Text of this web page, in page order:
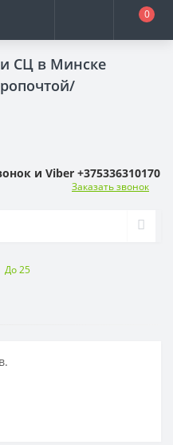
СЦ в Минске
0
и Viber +375336310170
Заказать звонок
До 25